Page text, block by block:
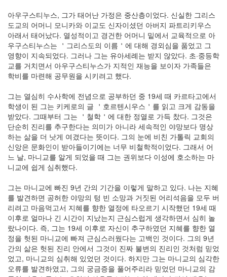
아우구스티누스, 그가 태어난 가정은 중산층이었다. 신실한 그리스
도교의 어머니 모니카와 이교도 신자이셨던 아버지 파트리키우스
아래서 태어났다. 열성적이고 경건한 어머니 밑에서 교육적으로 아
우구스티누스는 ＇그리스도의 이름＇에 대해 경외심을 품었고 그
영향이 지속되었다. 그러나 그는 유아세례는 받지 않았다. 초·중등학
교를 거치면서 아우구스티누스가 지적인 재능을 보이자 가족들은
학비를 마련해 공무원을 시키려고 했다.
그는 열심히 수사학에 전념으로 공부하던 중 19세 때 카르타고에서
학생이 된 그는 키케로의 글 ＇호르텐시우스＇를 읽고 크게 감동을
받았다. 그때부터 그는 ＇철학＇에 대한 정열로 가득 찼다. 그것은
단순히 진리를 추구한다는 의미가 아니라 세속적인 야망보다 명상
하는 삶을 더 낫게 여겼다는 뜻이다. 그의 눈에 비친 가톨릭 교회의
신앙은 문화인이 받아들이기에는 너무 비철학적이었다. 그래서 어
느 날, 마니교를 알게 되었을 때 그는 권위보다 이성에 호소하는 마
니교에 쉽게 심취했다.
그는 마니교에 빠진 9년 간의 기간을 이렇게 말하고 있다. 나는 지혜
를 발견하면 공허한 야망의 텅 빈 소망과 거짓된 어리석음을 모두 버
리려고 마음먹고서 지혜를 향한 열정에 타오르기 시작했던 19세 때
이후로 얼마나 긴 시간이 지났는지 근심스럽게 생각하면서 심히 놀
랐나이다. 즉, 그는 19세 이후로 자신이 추구하였던 지혜를 향한 열
정을 헛된 마니교에 빠져 근심스러웠다는 고백인 것이다. 그의 9년
간의 삶은 헛된 진리 안에서 그것이 진짜 불변의 진리인 것처럼 믿었
었고, 마니교의 심취해 있었던 것이다. 하지만 그는 마니교의 심각한
오류를 발견하였고, 그의 궁금증을 풀어주리라 믿었던 마니교의 감